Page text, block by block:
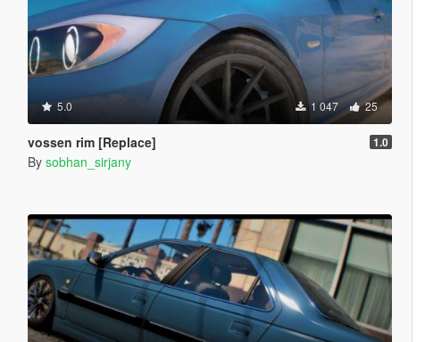
5.0 1 047 25
vossen rim [Replace] 1.0
By sobhan_sirjany